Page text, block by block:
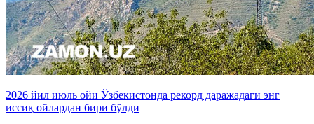
2026 йил июль ойи Ўзбекистонда рекорд даражадаги энг
иссиқ ойлардан бири бўлди